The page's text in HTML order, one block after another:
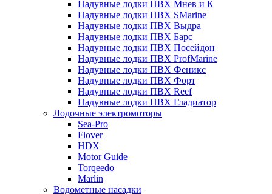
Надувные лодки ПВХ Мнев и К
Надувные лодки ПВХ SMarine
Надувные лодки ПВХ Выдра
Надувные лодки ПВХ Барс
Надувные лодки ПВХ Посейдон
Надувные лодки ПВХ ProfMarine
Надувные лодки ПВХ Феникс
Надувные лодки ПВХ Форт
Надувные лодки ПВХ Reef
Надувные лодки ПВХ Гладиатор
Лодочные электромоторы
Sea-Pro
Flover
HDX
Motor Guide
Torqeedo
Marlin
Водометные насадки